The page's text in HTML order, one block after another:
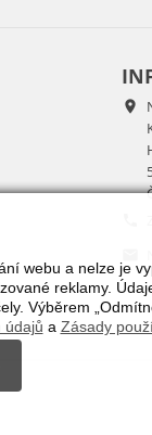

webu a nelze je
reklamy.
Výběrem
údajů a Zásady